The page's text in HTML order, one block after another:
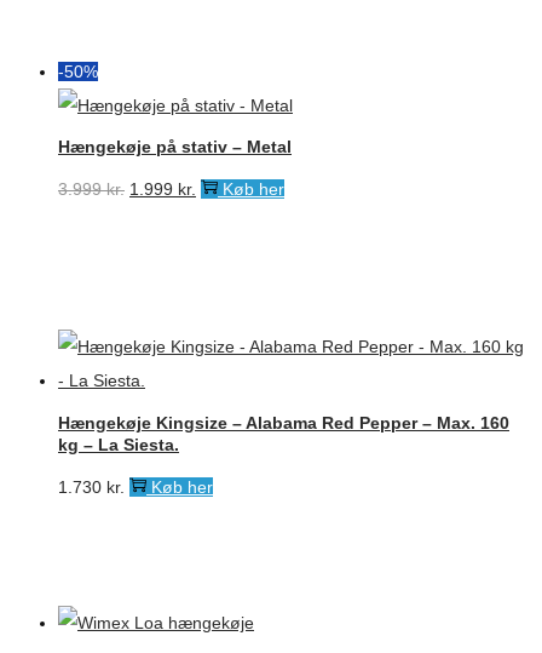
-50%
Hængekøje på stativ – Metal
3.999kr. Den
1.999 kr. DenKøb her
Hængekøje Kingsize – Alabama Red Pepper – Max. 160
kg – La Siesta.
1.730 kr. Køb her